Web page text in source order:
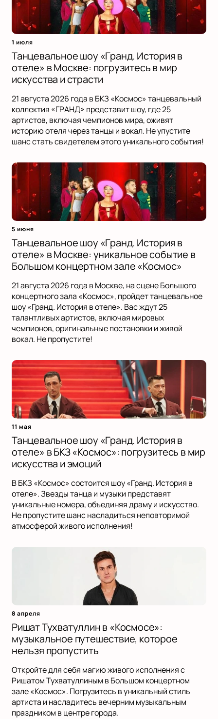
1 июля
Танцевальное шоу «Гранд. История в
отеле» в Москве: погрузитесь в мир
искусства и страсти
21 августа 2026 года в БКЗ «Космос» танцевальный
коллектив «ГРАНД» представит шоу, где 25
артистов, включая чемпионов мира, оживят
историю отеля через танцы и вокал. Не упустите
шанс стать свидетелем этого уникального события!
5 июня
Танцевальное шоу «Гранд. История в
отеле» в Москве: уникальное событие в
Большом концертном зале «Космос»
21 августа 2026 года в Москве, на сцене Большого
концертного зала «Космос», пройдет танцевальное
шоу «Гранд. История в отеле». Вас ждут 25
талантливых артистов, включая мировых
чемпионов, оригинальные постановки и живой
вокал. Не пропустите!
11 мая
Танцевальное шоу «Гранд. История в
отеле» в БКЗ «Космос»: погрузитесь в мир
искусства и эмоций
В БКЗ «Космос» состоится шоу «Гранд. История в
отеле». Звезды танца и музыки представят
уникальные номера, объединяя драму и искусство.
Не пропустите шанс насладиться неповторимой
атмосферой живого исполнения!
8 апреля
Ришат Тухватуллин в «Космосе»:
музыкальное путешествие, которое
нельзя пропустить
Откройте для себя магию живого исполнения с
Ришатом Тухватуллиным в Большом концертном
зале «Космос». Погрузитесь в уникальный стиль
артиста и насладитесь вечерним музыкальным
праздником в центре города.